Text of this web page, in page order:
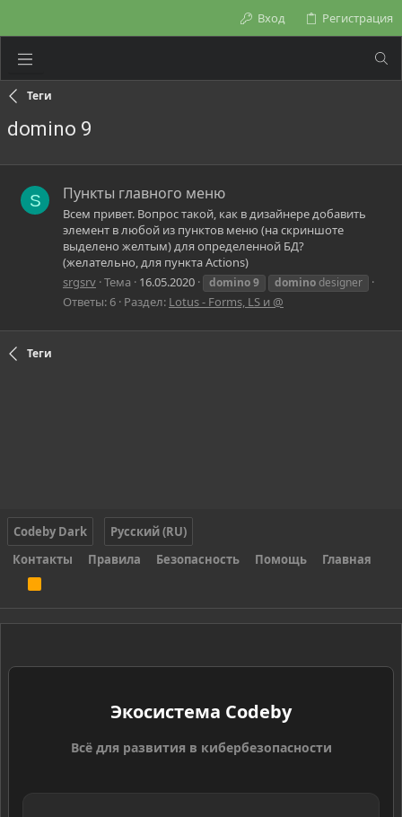
Вход Регистрация
Теги
domino 9
S Пункты главного меню
Всем привет. Вопрос такой, как в дизайнере добавить
элемент в любой из пунктов меню (на скриншоте
выделено желтым) для определенной БД?
(желательно, для пункта Actions)
srgsrv Тема 16.05.2020 domino9 domino designer
Ответы: 6 Раздел: Lotus - Forms, LS и @
Теги
Codeby Dark
Русский (RU)
Контакты
Правила Безопасность Помощь Главная
S
Экосистема Codeby
Всё для развития в кибербезопасности